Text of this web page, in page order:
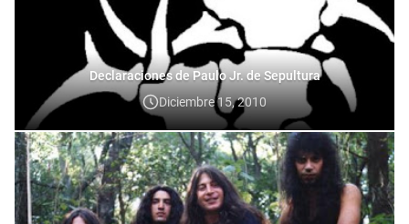
Declaraciones de Paulo Jr. de Sepultura
Diciembre 15, 2010